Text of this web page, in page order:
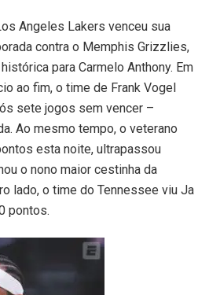
Angeles Lakers venceu sua
contra o Memphis Grizzlies,
para Carmelo Anthony. Em
ao fim, o time de Frank Vogel
sete jogos sem vencer –
Ao mesmo tempo, o veterano
esta noite, ultrapassou
o nono maior cestinha da
lado, o time do Tennessee viu Ja
pontos.